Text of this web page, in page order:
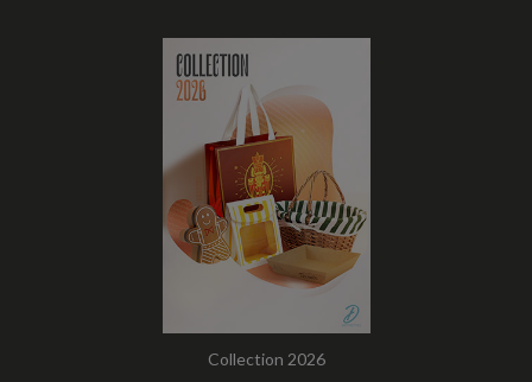
Collection 2026